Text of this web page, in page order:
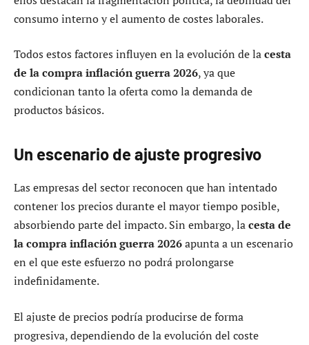
consumo interno y el aumento de costes laborales.
Todos estos factores influyen en la evolución de lacesta
de la compra inflación guerra 2026, ya que
condicionan tanto la oferta como la demanda de
productos básicos.
Un escenario de ajuste progresivo
Las empresas del sector reconocen que han intentado
contener los precios durante el mayor tiempo posible,
absorbiendo parte del impacto. Sin embargo, lacesta de
la compra inflación guerra 2026apunta a un escenario
en el que este esfuerzo no podrá prolongarse
indefinidamente.
El ajuste de precios podría producirse de forma
progresiva, dependiendo de la evolución del coste